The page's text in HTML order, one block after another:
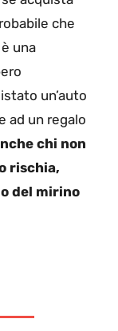
che
una
un’auto
ad un regalo
chi non
rischia,
del mirino